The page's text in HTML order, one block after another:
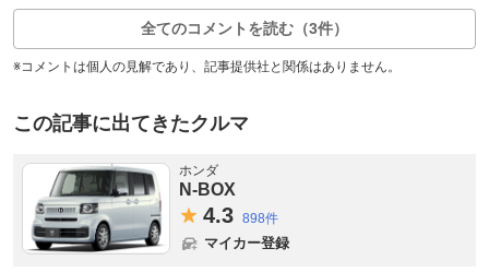
全てのコメントを読む（3件）
※コメントは個人の見解であり、記事提供社と関係はありません。
この記事に出てきたクルマ
ホンダ
N-BOX
4.3 898件
マイカー登録